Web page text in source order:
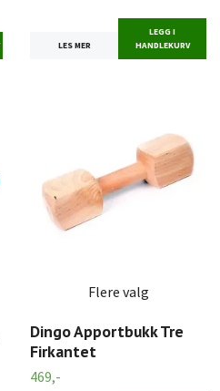
LES MER
LEGG I
HANDLEKURV
Flere valg
Dingo Apportbukk Tre
Firkantet
469,-